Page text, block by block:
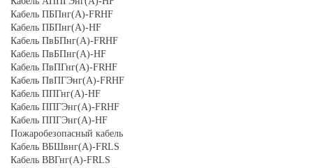
Кабель ПБПнг(А)-FRHF
Кабель ПБПнг(А)-HF
Кабель ПвБПнг(А)-FRHF
Кабель ПвБПнг(А)-HF
Кабель ПвПГнг(А)-FRHF
Кабель ПвПГЭнг(А)-FRHF
Кабель ППГнг(А)-HF
Кабель ППГЭнг(А)-FRHF
Кабель ППГЭнг(А)-HF
Пожаробезопасный кабель
Кабель ВБШвнг(А)-FRLS
Кабель ВВГнг(А)-FRLS